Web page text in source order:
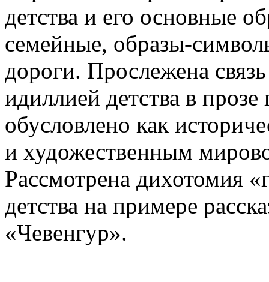
детства и его основные
семейные, образы-
дороги. Прослежена
идиллией детства в
обусловлено как
и художественным
Рассмотрена дихотомия
детства на примере
«Чевенгур».